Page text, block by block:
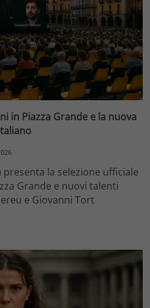
in Piazza Grande e la nuova
presenta la selezione ufficiale
Grande e nuovi talenti
e Giovanni Tort